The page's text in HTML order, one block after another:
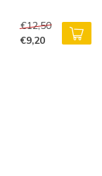
€12,50
€9,20